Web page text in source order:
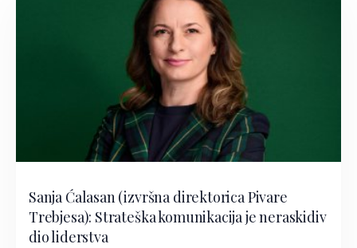
Sanja Ćalasan (izvršna direktorica Pivare
Trebjesa): Strateška komunikacija je neraskidiv
dio liderstva